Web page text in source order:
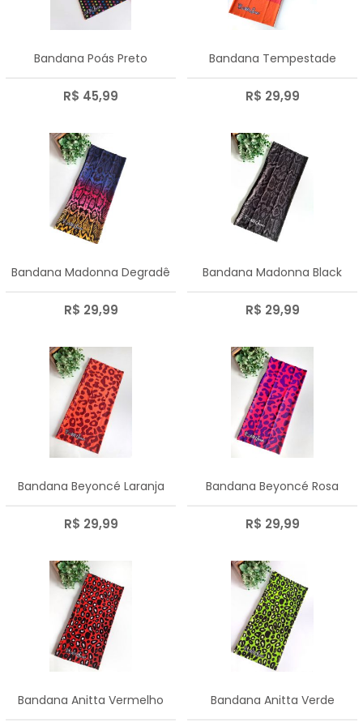
A - Z
Bandana Poás Preto
R$ 45,99
Bandana Tempestade
R$ 29,99
Bandana Madonna Degradê
R$ 29,99
Bandana Madonna Black
R$ 29,99
Bandana Beyoncé Laranja
R$ 29,99
Bandana Beyoncé Rosa
R$ 29,99
Bandana Anitta Vermelho Bandana Anitta Verde